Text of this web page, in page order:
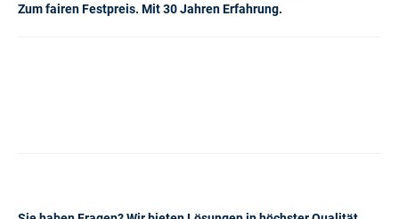
Zum fairen Festpreis. Mit 30 Jahren Erfahrung.